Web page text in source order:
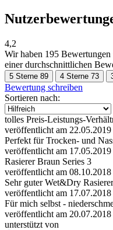
4,2
Wir haben 195 Bewertungen
einer durchschnittlichen
5 Sterne 89 4 Sterne 73
Bewertung schreiben
Sortieren nach:
tolles Preis-Leistungs-
veröffentlicht am 22.05.2019
Perfekt für Trocken- und
veröffentlicht am 17.05.2019
Rasierer Braun Series 3
veröffentlicht am 08.10.2018
Sehr guter Wet&Dry
veröffentlicht am 17.07.2018
Für mich selbst -
veröffentlicht am 20.07.2018
unterstützt von